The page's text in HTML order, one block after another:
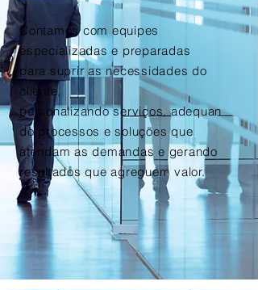
Contamos com equipes
especializadas e preparadas
para supriras necessidades do
cliente,
personalizandoserviços,adequan
do processos e soluções que
atendam as demandas e gerando
resultados queagreguem valor.